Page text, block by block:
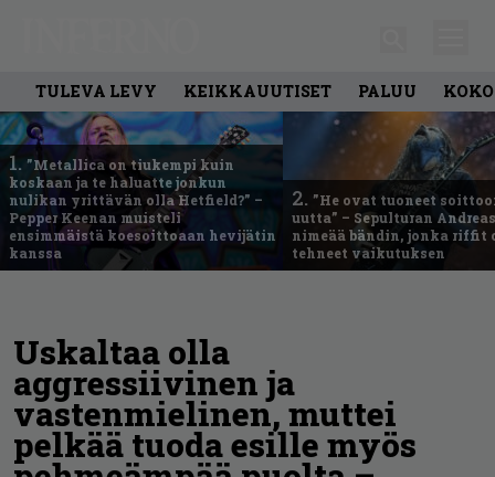
TULEVA LEVY KEIKKAUUTISET PALUU
1. ”Metallica on tiukempi kuin
koskaan ja te haluatte jonkun
nulikan yrittävän olla Hetfield?” –
Pepper Keenan muisteli
ensimmäistä koesoittoaan hevijätin
kanssa
2. ”He ovat tuoneet
uutta” – Sepulturan
nimeää bändin, jonka riffit
tehneet vaikutuksen
Uskaltaa olla
aggressiivinen ja
vastenmielinen, muttei
pelkää tuoda esille myös